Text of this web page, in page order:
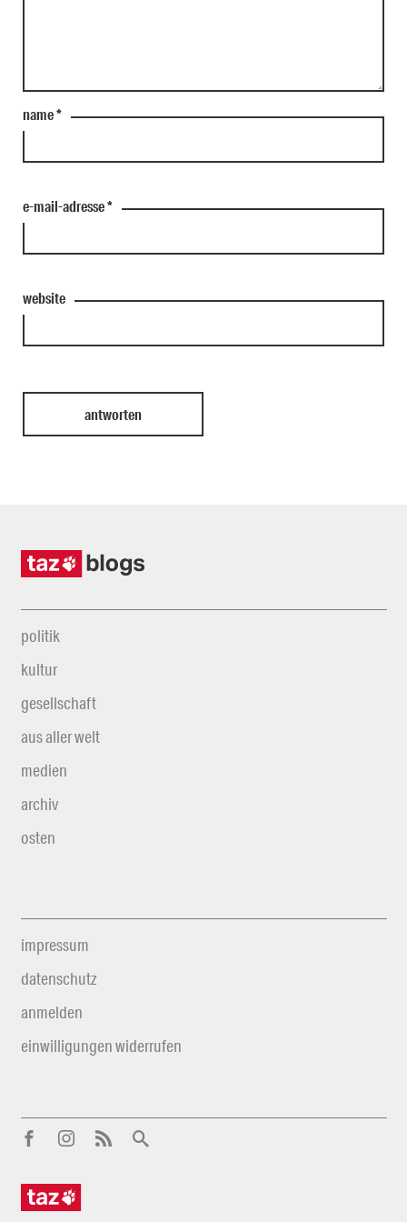
name*
e-mail-adresse*
website
politik
kultur
gesellschaft
aus aller welt
medien
archiv
osten
impressum
datenschutz
anmelden
einwilligungen widerrufen